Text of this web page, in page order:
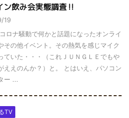
ン飲み会実態調査‼
19
ロナ騒動で何かと話題になったオンライ
その他イベント。その熱気を感じマイク
ていた・・・（これＪＵＮＧＬＥでもや
ええのんか？）と。 とはいえ、パソコン
ー ...
TV